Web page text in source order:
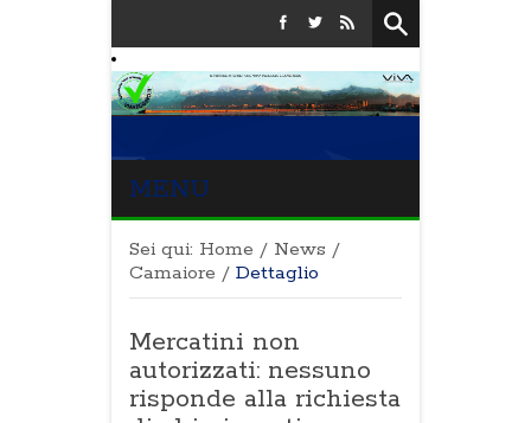
MENU
Sei qui: Home / News /
Camaiore / Dettaglio
Mercatini non
autorizzati: nessuno
risponde alla richiesta